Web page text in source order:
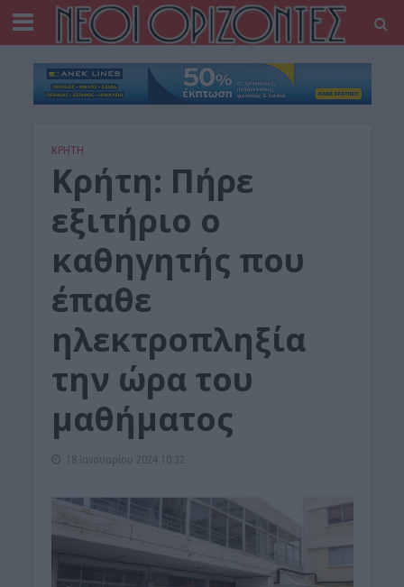
ΚΡΗΤΗ
Κρήτη: Πήρε
εξιτήριο ο
καθηγητής που
έπαθε
ηλεκτροπληξία
την ώρα του
μαθήματος
18 Ιανουαρίου 2024 10:32